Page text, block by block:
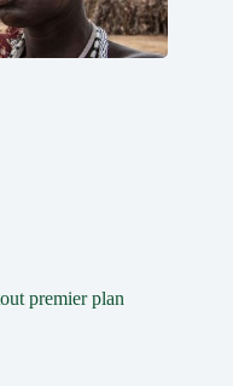
premier plan